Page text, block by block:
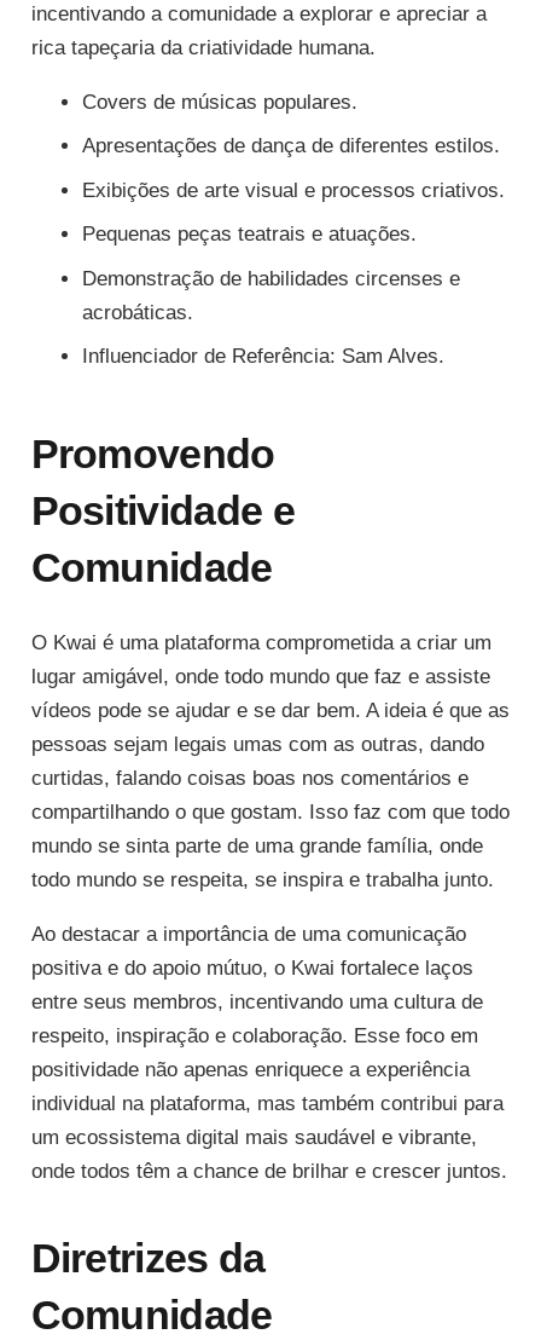
incentivando a comunidade a explorar e apreciar a
rica tapeçaria da criatividade humana.
Covers de músicas populares.
Apresentações de dança de diferentes estilos.
Exibições de arte visual e processos criativos.
Pequenas peças teatrais e atuações.
Demonstração de habilidades circenses e
acrobáticas.
Influenciador de Referência: Sam Alves.
Promovendo
Positividade e
Comunidade
O Kwai é uma plataforma comprometida a criar um
lugar amigável, onde todo mundo que faz e assiste
vídeos pode se ajudar e se dar bem. A ideia é que as
pessoas sejam legais umas com as outras, dando
curtidas, falando coisas boas nos comentários e
compartilhando o que gostam. Isso faz com que todo
mundo se sinta parte de uma grande família, onde
todo mundo se respeita, se inspira e trabalha junto.
Ao destacar a importância de uma comunicação
positiva e do apoio mútuo, o Kwai fortalece laços
entre seus membros, incentivando uma cultura de
respeito, inspiração e colaboração. Esse foco em
positividade não apenas enriquece a experiência
individual na plataforma, mas também contribui para
um ecossistema digital mais saudável e vibrante,
onde todos têm a chance de brilhar e crescer juntos.
Diretrizes da
Comunidade